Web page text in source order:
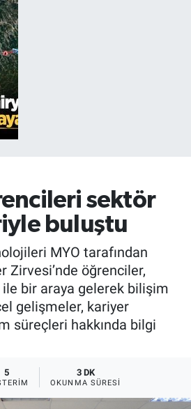
sektör
buluştu
MYO tarafından
Zirvesi’nde öğrenciler,
bir araya gelerek bilişim
gelişmeler, kariyer
süreçleri hakkında bilgi
5 3 DK
OKUNMA SÜRESI